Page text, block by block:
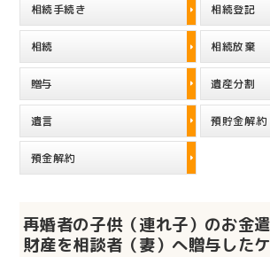
相続手続き 相続登記
相続 相続放棄
贈与 遺産分割
遺言 預貯金解
預金解約
再婚者の子供（連れ子）のお金
財産を相談者（妻）へ贈与した